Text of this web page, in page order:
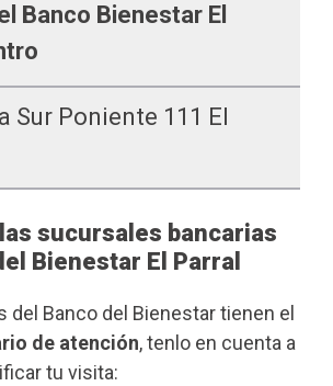
Banco Bienestar El
Sur Poniente 111 El
sucursales bancarias
Bienestar El Parral
del Banco del Bienestar tienen el
de atención, tenlo en cuenta a
tu visita: